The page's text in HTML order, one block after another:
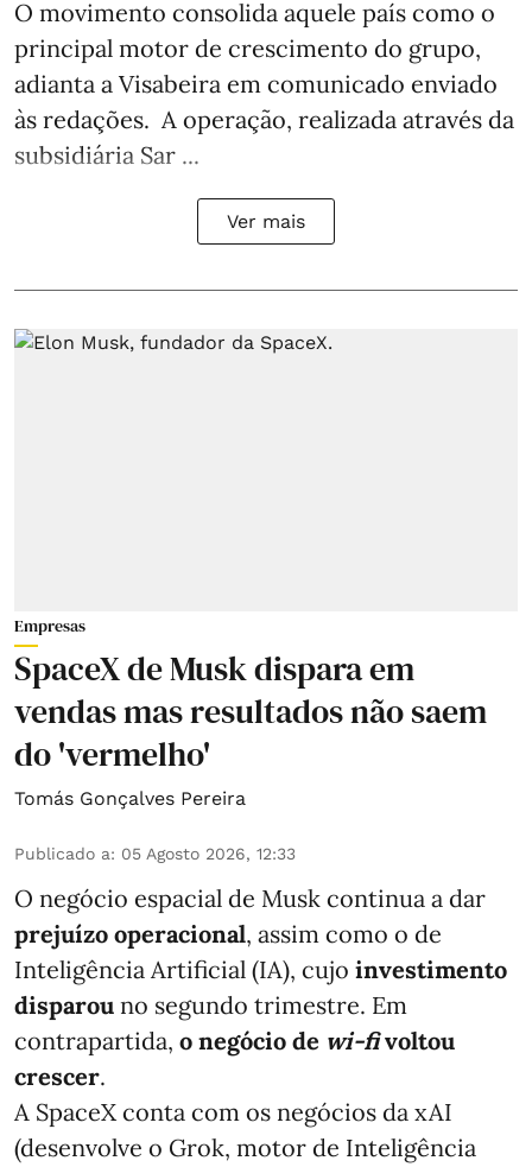
O movimento consolida aquele país como o
principal motor de crescimento do grupo,
adianta a Visabeira em comunicado enviado
às redações. A operação, realizada através da
subsidiária Sar ...
Ver mais
Empresas
SpaceX de Musk dispara em
vendas mas resultados não saem
do 'vermelho'
Tomás Gonçalves Pereira
Publicado a: 05 Agosto 2026, 12:33
O negócio espacial de Musk continua a dar
prejuízo operacional, assim como o de
Inteligência Artificial (IA), cujo investimento
disparou no segundo trimestre. Em
contrapartida, o negócio de wi-fivoltou
crescer.
A SpaceX conta com os negócios da xAI
(desenvolve o Grok, motor de Inteligência